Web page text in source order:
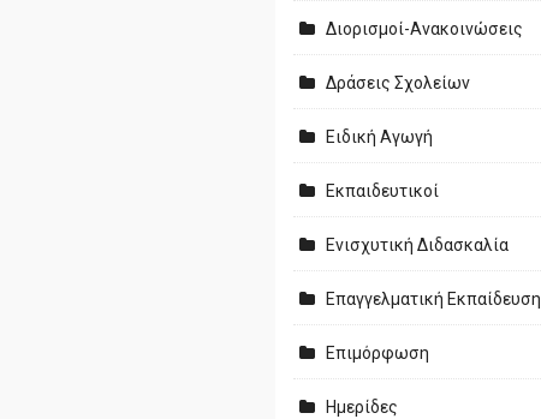
Διορισμοί-Ανακοινώσεις
Δράσεις Σχολείων
Ειδική Αγωγή
Εκπαιδευτικοί
Ενισχυτική Διδασκαλία
Επαγγελματική Εκπαίδευση
Επιμόρφωση
Ημερίδες